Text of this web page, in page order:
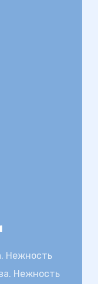
Нежность
Нежность